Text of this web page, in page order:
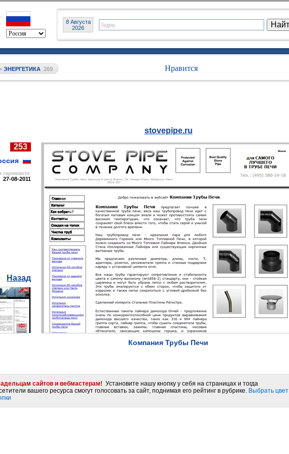
8 Августа
2026
• ЭНЕРГЕТИКА 269 Нравится
253
cкриншота:
27-08-2011
Назад
stovepipe.ru
Компания Трубы Печи
сайтов и вебмастерам! Установите нашу кнопку у себя на страницах и тогда
вашего ресурса смогут голосовать за сайт, поднимая его рейтинг в рубрике. Выбрать цвет